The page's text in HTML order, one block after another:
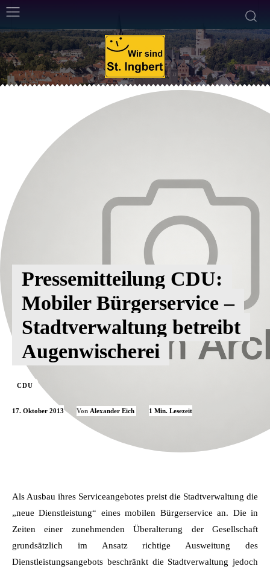
Pressemitteilung CDU:
Mobiler Bürgerservice –
Stadtverwaltung betreibt
Augenwischerei
CDU
17. Oktober 2013 Von Alexander Eich 1 Min. Lesezeit
Als Ausbau ihres Serviceangebotes preist die Stadtverwaltung die
„neue Dienstleistung“ eines mobilen Bürgerservice an. Die in
Zeiten einer zunehmenden Überalterung der Gesellschaft
grundsätzlich im Ansatz richtige Ausweitung des
Dienstleistungsangebots beschränkt die Stadtverwaltung jedoch